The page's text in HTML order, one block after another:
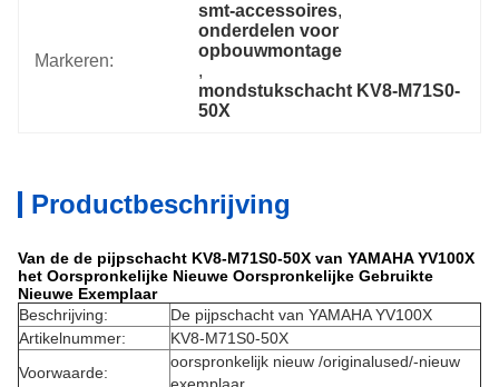
Markeren:
smt-accessoires,
onderdelen voor
opbouwmontage
,
mondstukschacht KV8-M71S0-
50X
Productbeschrijving
Van de de pijpschacht KV8-M71S0-50X van YAMAHA YV100X
het Oorspronkelijke Nieuwe Oorspronkelijke Gebruikte
Nieuwe Exemplaar
Beschrijving:
De pijpschacht van YAMAHA YV100X
Artikelnummer:
KV8-M71S0-50X
Voorwaarde:
oorspronkelijk nieuw /originalused/-nieuw